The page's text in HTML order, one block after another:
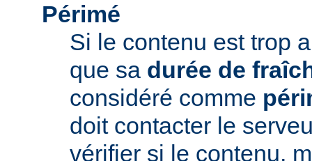
Périmé
Si le contenu est trop
que sa durée de
considéré comme
doit contacter le
vérifier si le contenu,